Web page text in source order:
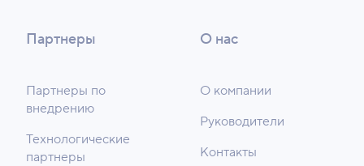
Партнеры
Партнеры по
внедрению
Технологические
партнеры
О нас
О компании
Руководители
Контакты